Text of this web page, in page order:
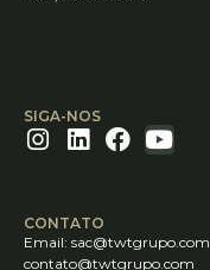
SIGA-NOS
CONTATO
Email: sac@twtgrupo.com
contato@twtgrupo.com